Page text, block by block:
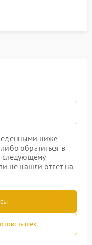
ниже
обратиться в
следующему
не нашли ответ на